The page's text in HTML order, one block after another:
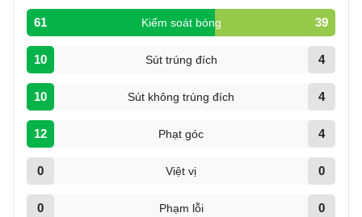
61 Kiểm soát bóng 39
10 Sút trúng đích 4
10 Sút không trúng đích 4
12 Phạt góc 4
0 Việt vị 0
0 Phạm lỗi 0